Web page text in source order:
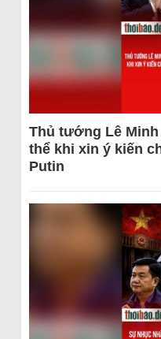
Thủ tướng Lê
thể khi xin ý kiến
Putin